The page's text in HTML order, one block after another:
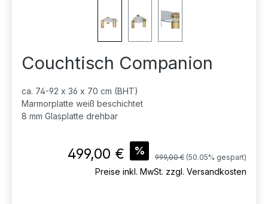
Couchtisch Companion
ca. 74-92 x 36 x 70 cm (BHT)
Marmorplatte weiß beschichtet
8 mm Glasplatte drehbar
Verkaufspreis:
499,00 € % Regulärer Preis:
999,00 € (50.05% gespart)
Preise inkl. MwSt. zzgl. Versandkosten